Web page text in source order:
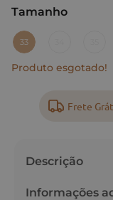
Tamanho
: 33
33
Produto esgotado!
Frete
Descrição
Informações